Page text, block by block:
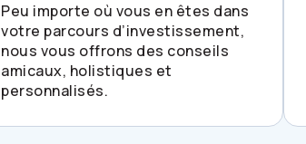
Peu importe où vous en êtes dans
votre parcours d’investissement,
nous vous offrons des conseils
amicaux, holistiques et
personnalisés.